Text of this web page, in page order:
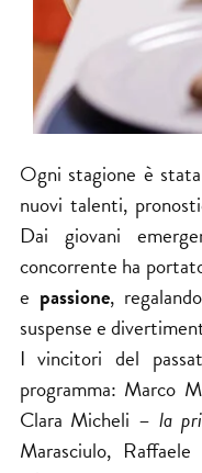
Ogni stagione è
nuovi talenti,
Dai giovani
concorrente ha
e passione,
suspense e
I vincitori del
programma: Marco
Clara Micheli –la
Marasciulo,